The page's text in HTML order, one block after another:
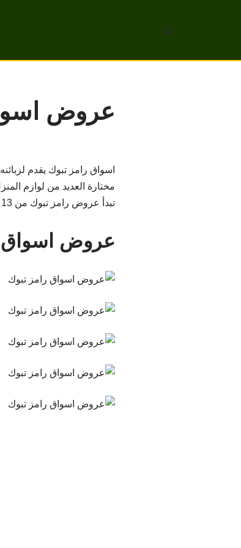
عروض اسواق
اسواق رامز تبوك يقدم
مختارة العديد من لوازم
تبدأ عروض رامز تبوك من 13 حتى 19 يناير 2022 .
عروض اسواق